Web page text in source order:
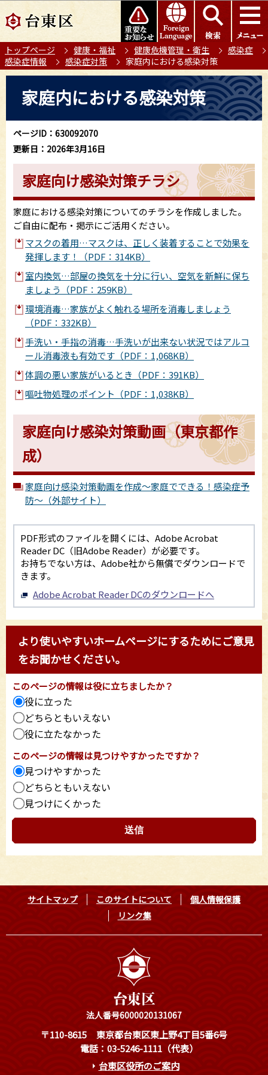
の
ー
ジ
このページの本文へ移動
トップページ 健康・福祉 健康危機管理・衛生
感染症
感染症情報
感染症対策 家庭内における感染対策
か
家庭内における感染対策
ページID：630092070
更新日：2026年3月16日
家庭向け感染対策チラシ
家庭における感染対策についてのチラシを作成しました。
ご自由に配布・掲示にご活用ください。
マスクの着用…マスクは、正しく装着することで効果を
発揮します！（PDF：314KB）
室内換気…部屋の換気を十分に行い、空気を新鮮に保ち
ましょう（PDF：259KB）
環境消毒…家族がよく触れる場所を消毒しましょう
（PDF：332KB）
手洗い・手指の消毒…手洗いが出来ない状況ではアルコ
ール消毒液も有効です（PDF：1,068KB）
体調の悪い家族がいるとき（PDF：391KB）
嘔吐物処理のポイント（PDF：1,038KB）
家庭向け感染対策動画（東京都作
成）
家庭向け感染対策動画を作成～家庭でできる！感染症予
防～（外部サイト）
PDF形式のファイルを開くには、Adobe Acrobat
Reader DC（旧Adobe Reader）が必要です。
お持ちでない方は、Adobe社から無償でダウンロードで
きます。
Adobe Acrobat Reader DCのダウンロードへ
より使いやすいホームページにするためにご意見
をお聞かせください。
このページの情報は役に立ちましたか？
役に立った
どちらともいえない
役に立たなかった
このページの情報は見つけやすかったですか？
見つけやすかった
どちらともいえない
見つけにくかった
サイトマップ このサイトについて
個人情報保護
リンク集
法人番号6000020131067
〒110-8615
東京都台東区東上野4丁目5番6号
電話：03-5246-1111（代表）
台東区役所のご案内